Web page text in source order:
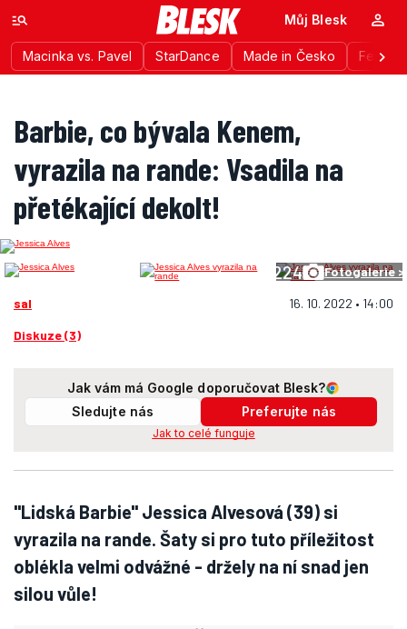
Macinka vs. Pavel StarDance Made in Česko
Můj Blesk
Barbie, co bývala Kenem,
vyrazila na rande: Vsadila na
přetékající dekolt!
224 Fotogalerie >
sal 16. 10. 2022 • 14:00
Diskuze (3)
Jak vám má Google doporučovat Blesk?
Sledujte nás
Preferujte nás
Jak to celé funguje
"Lidská Barbie" Jessica Alvesová (39) si
vyrazila na rande. Šaty si pro tuto příležitost
oblékla velmi odvážné - držely na ní snad jen
silou vůle!